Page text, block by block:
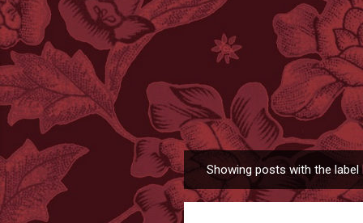
o
Showing posts with the label